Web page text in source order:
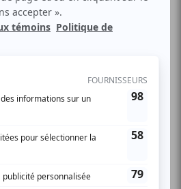
énergie et ambiance garanties.
Foo Fighters live au Québec. Prêt
p/Fighters-Forever-Tribute-